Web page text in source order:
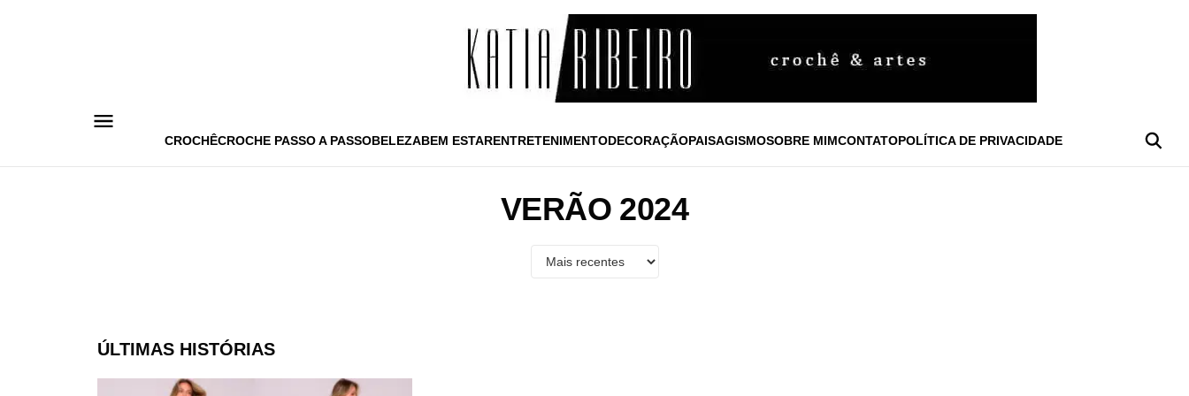
CROCHÊCROCHE PASSO A PASSOBELEZABEM ESTARENTRETENIMENTODECORAÇÃOPAISAGISMOSOBRE MIMCONTATOPOLÍTICA DE PRIVACIDADE
VERÃO 2024
ÚLTIMAS HISTÓRIAS